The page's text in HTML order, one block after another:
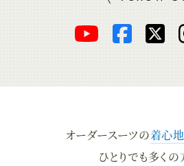
オ
ー
オ
ー
オーダースーツの着心地
ひとりでも多くの